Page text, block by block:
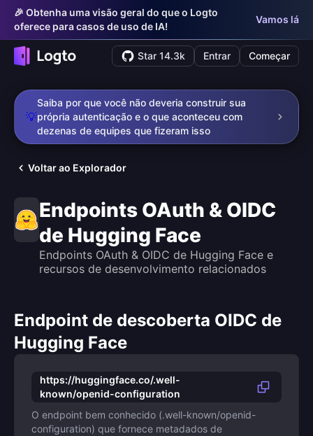
🎉 Obtenha uma visão geral do que o Logto
oferece para casos de uso de IA!
Vamos lá
Star 14.3k Entrar Começar
💡
Saiba por que você não deveria construir sua
própria autenticação e o que aconteceu com
dezenas de equipes que fizeram isso
Voltar ao Explorador
Endpoints OAuth & OIDC
de Hugging Face
Endpoints OAuth & OIDC de Hugging Face e
recursos de desenvolvimento relacionados
Endpoint de descoberta OIDC de
Hugging Face
https://huggingface.co/.well-
known/openid-configuration
O endpoint bem conhecido (.well-known/openid-
configuration) que fornece metadados de